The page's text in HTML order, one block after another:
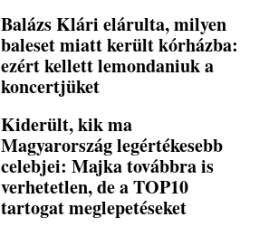
Balázs Klári elárulta, milyen
baleset miatt került kórházba:
ezért kellett lemondaniuk a
koncertjüket
Kiderült, kik ma
Magyarország legértékesebb
celebjei: Majka továbbra is
verhetetlen, de a TOP10
tartogat meglepetéseket